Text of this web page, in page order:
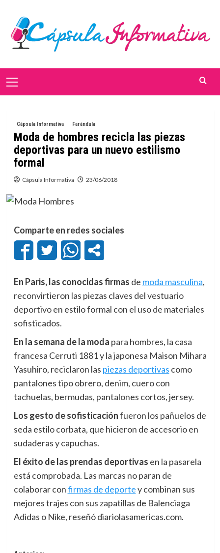
contenido
Menú
Cápsula Informativa Farándula
Moda de hombres recicla las piezas
deportivas para un nuevo estilismo
formal
Cápsula Informativa 23/06/2018
Comparte en redes sociales
En Paris, las conocidas firmas de moda masculina,
reconvirtieron las piezas claves del vestuario
deportivo en estilo formal con el uso de materiales
sofisticados.
En la semana de la moda para hombres, la casa
francesa Cerruti 1881 y la japonesa Maison Mihara
Yasuhiro, reciclaron las piezas deportivas como
pantalones tipo obrero, denim, cuero con
tachuelas, bermudas, pantalones cortos, jersey.
Los gesto de sofisticaciónfueron los pañuelos de
seda estilo corbata, que hicieron de accesorio en
sudaderas y capuchas.
El éxito de las prendas deportivas en la pasarela
está comprobada. Las marcas no paran de
colaborar confirmas de deportey combinan sus
mejores trajes con sus zapatillas de Balenciaga
Adidas o Nike, reseñó diariolasamericas.com.